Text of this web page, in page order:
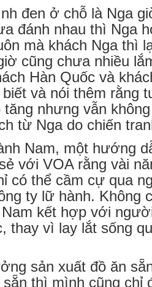
đen ở chỗ là Nga
đánh nhau thì Nga
mà khách Nga thì
cũng chưa nhiều
Hàn Quốc và
và nói thêm rằng
tăng nhưng vẫn
từ Nga do chiến
Nam, một hướng
với VOA rằng vài
có thể cầm cự qua
ty lữ hành. Không
kết hợp với
thay vì lay lắt sống
sản xuất đồ ăn
sẵn thì mình cũng chỉ